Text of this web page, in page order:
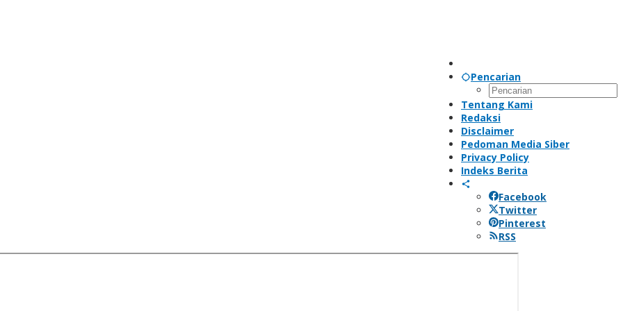
Pencarian
Tentang Kami
Redaksi
Disclaimer
Pedoman Media Siber
Privacy Policy
Indeks Berita
Facebook
Twitter
Pinterest
RSS